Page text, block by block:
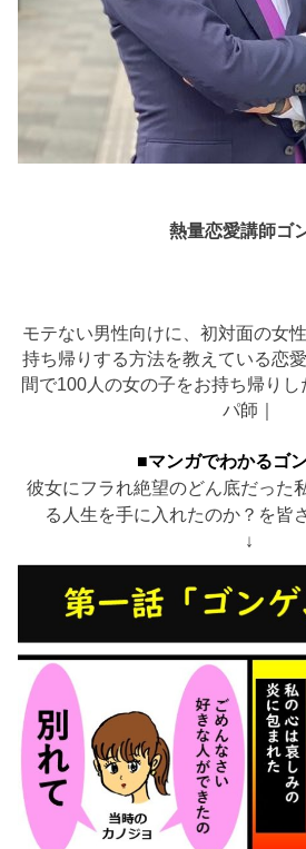
熱量恋愛講師ゴ
モテない男性向けに、初対面の女
持ち帰りする方法を教えている恋
間で100人の女の子をお持ち帰り
パ師｜
■マンガでわかるゴ
彼女にフラれ絶望のどん底だった
る人生を手に入れたのか？を皆
↓